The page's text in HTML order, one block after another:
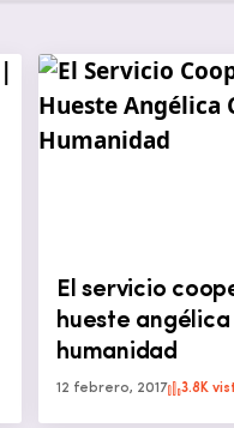
El servicio
hueste
humanidad
12 febrero, 2017 3.8K